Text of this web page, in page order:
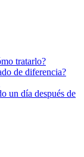
tratarlo?
de diferencia?
un día después de